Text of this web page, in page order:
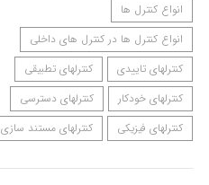
انواع کنترل ها
انواع کنترل ها در کنترل های داخلی
کنترلهای تاییدی
کنترلهای تطبیقی
کنترلهای خودکار
کنترلهای دسترسی
کنترلهای فیزیکی
کنترلهای مستند سازی